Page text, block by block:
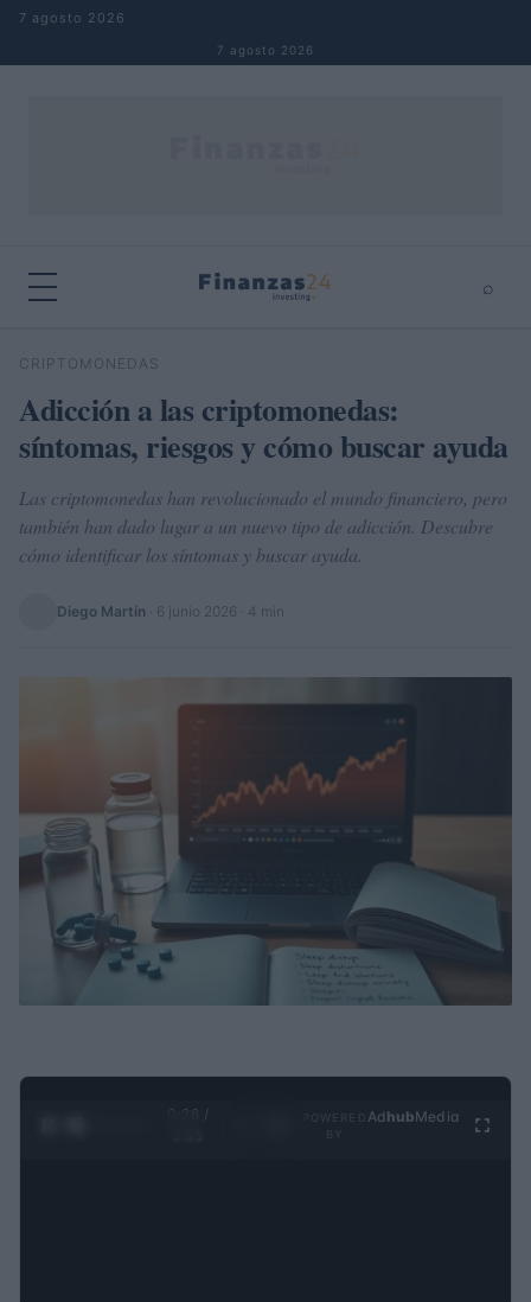
Saltar al contenido
7 agosto 2026
7 agosto 2026
⌕
Buscar
CRIPTOMONEDAS
Adicción a las criptomonedas:
síntomas, riesgos y cómo buscar ayuda
Las criptomonedas han revolucionado el mundo financiero, pero
también han dado lugar a un nuevo tipo de adicción. Descubre
cómo identificar los síntomas y buscar ayuda.
Diego Martín 6 junio 2026 · 4 min
0:29 /
Ad hubMedia